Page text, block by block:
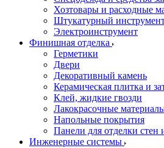
Хозтовары и расходные
Штукатурный
Электроинструмент
Финишная отделка
Герметики
Двери
Декоративный камень
Керамическая плитка и
Клей, жидкие гвозди
Лакокрасочные
Напольные покрытия
Панели для отделки
Инженерные системы